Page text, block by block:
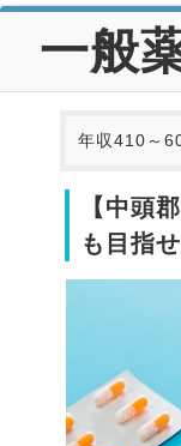
一般
年収410～
【中頭
も目指